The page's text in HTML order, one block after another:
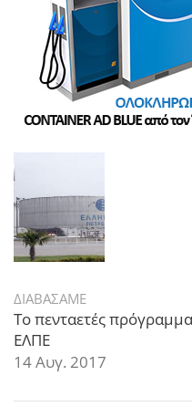
ΔΙΑΒΑΣΑΜΕ
Το πενταετές
ΕΛΠΕ
14 Αυγ. 2017